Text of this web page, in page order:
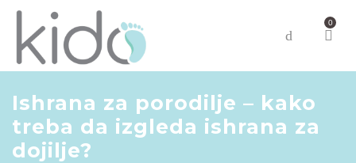
0
Ishrana za porodilje – kako
treba da izgleda ishrana za
dojilje?